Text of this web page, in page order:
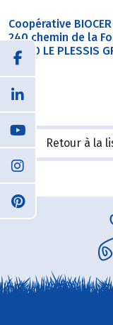
Coopérative BIOCER
240 chemin de la
27180 LE PLESSIS
Retour à la